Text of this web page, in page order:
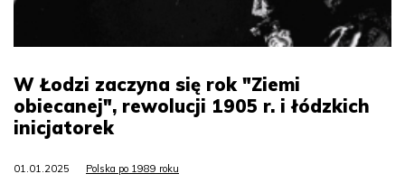
W Łodzi zaczyna się rok "Ziemi
obiecanej", rewolucji 1905 r. i łódzkich
inicjatorek
01.01.2025 Polska po 1989 roku